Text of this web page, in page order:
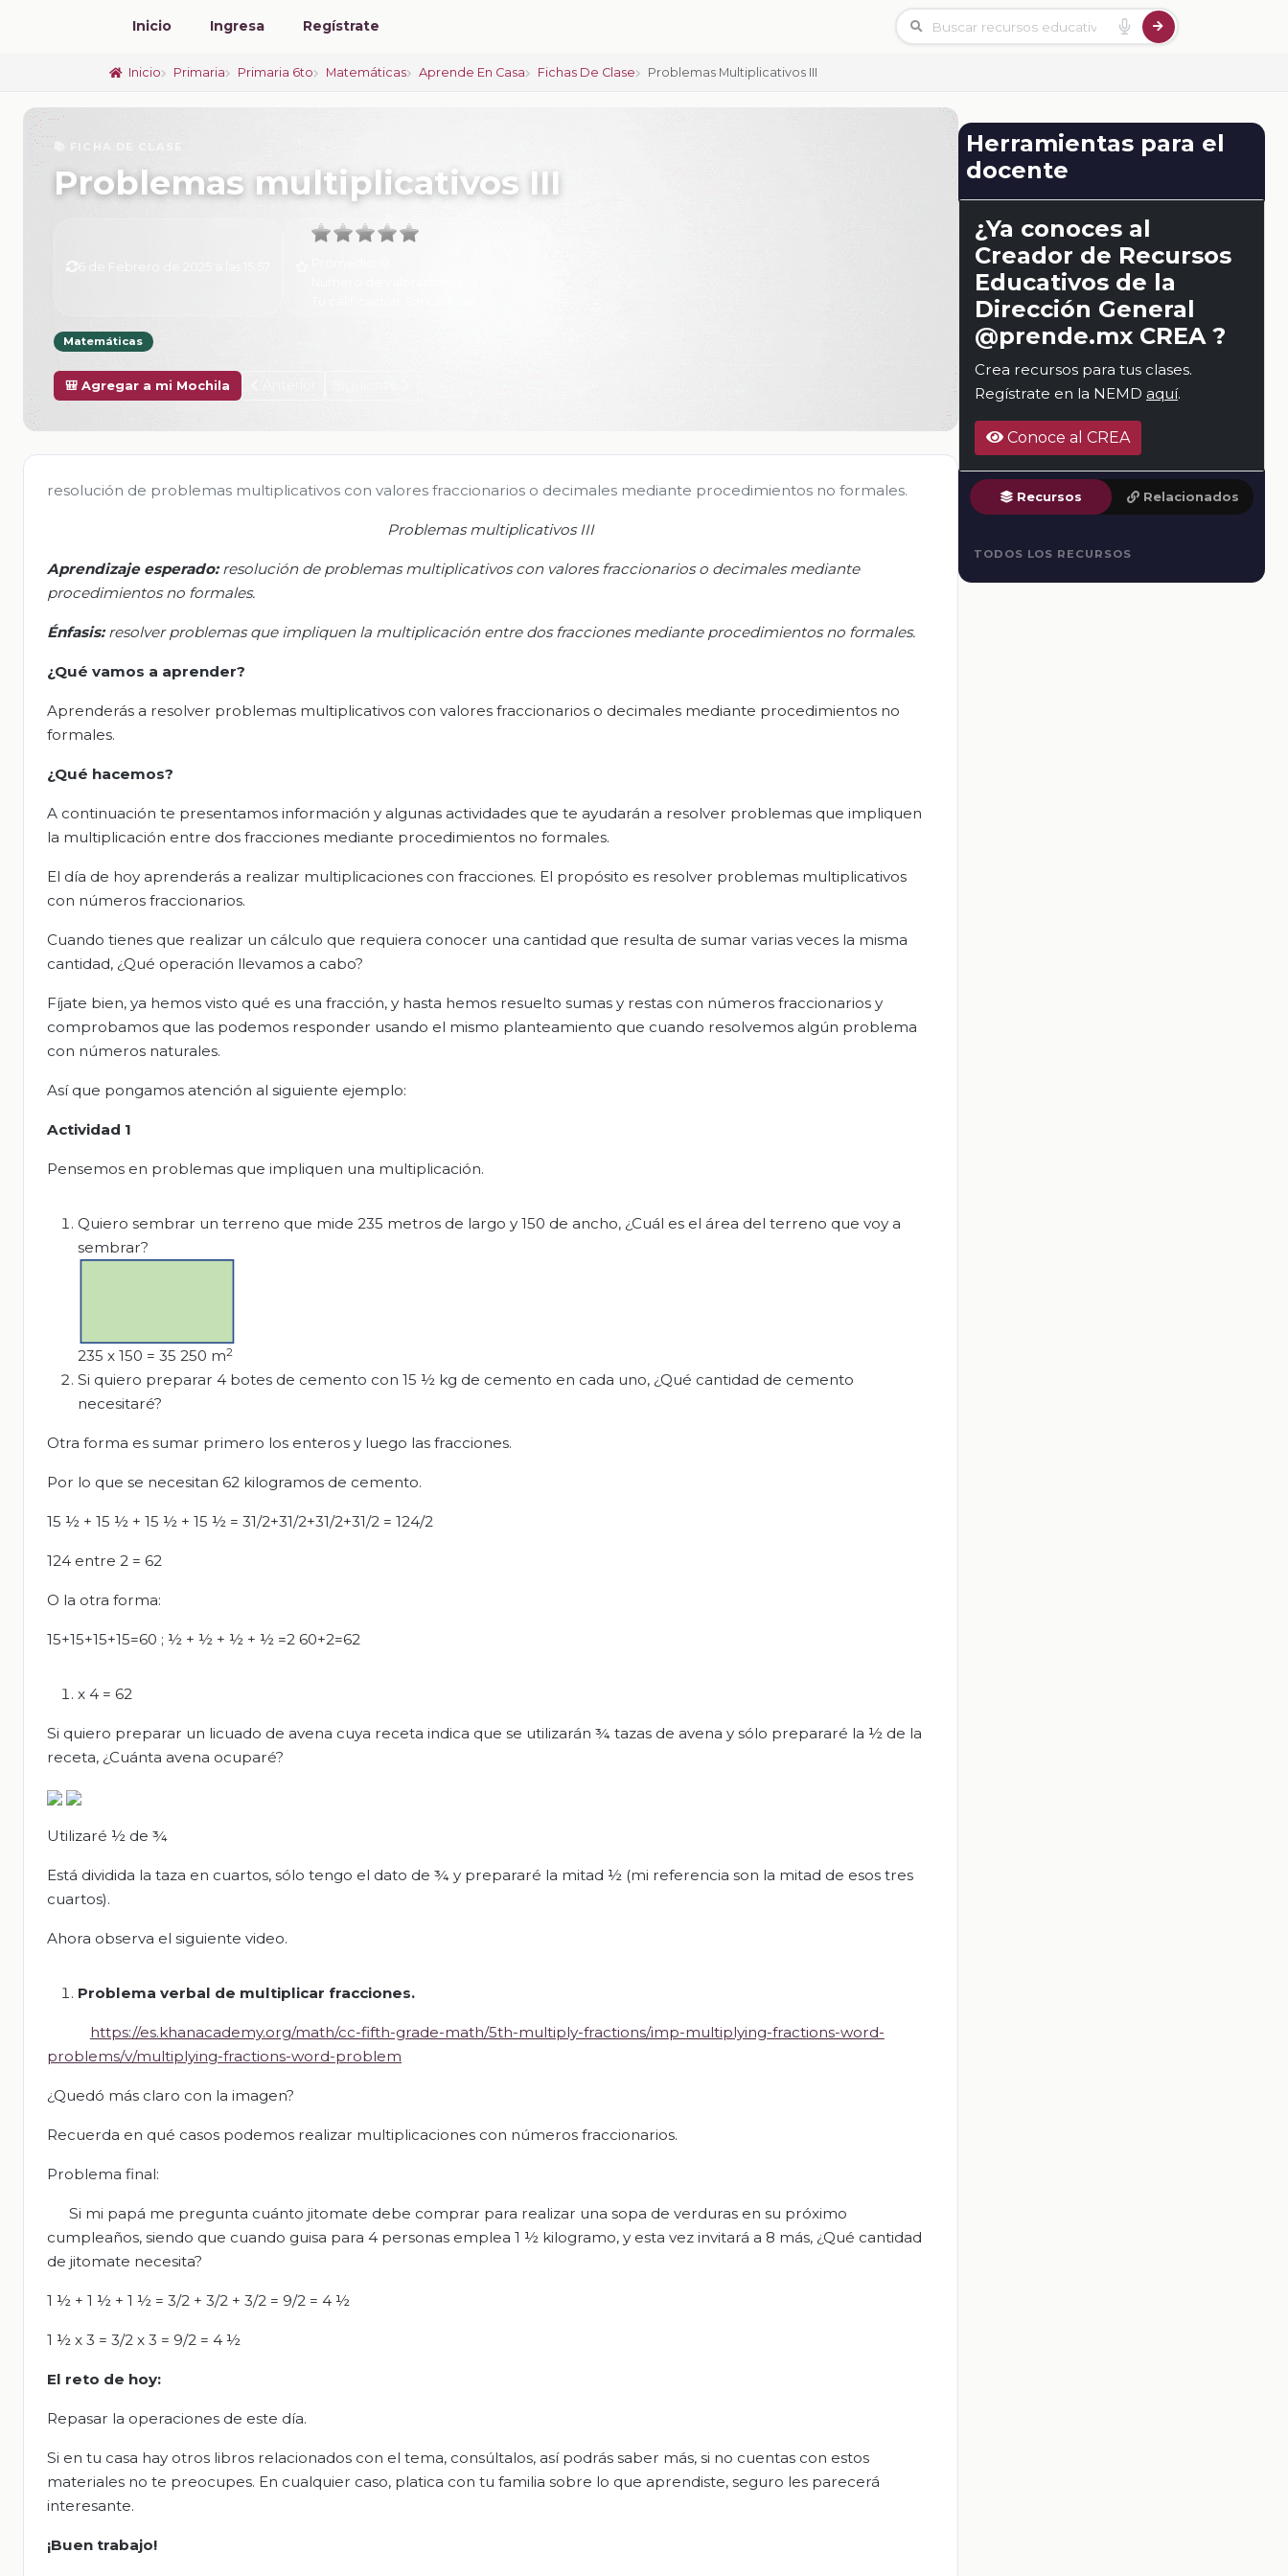
Inicio Ingresa Regístrate
Inicio Primaria Primaria 6to Matemáticas Aprende En Casa Fichas De Clase Problemas Multiplicativos III
📚 FICHA DE CLASE
Problemas multiplicativos III
Matemáticas
🎒 Agregar a mi Mochila
resolución de problemas multiplicativos con valores fraccionarios o decimales mediante procedimientos no formales.
Problemas multiplicativos III
Aprendizaje esperado: resolución de problemas multiplicativos con valores fraccionarios o decimales mediante
procedimientos no formales.
Énfasis: resolver problemas que impliquen la multiplicación entre dos fracciones mediante procedimientos no formales.
¿Qué vamos a aprender?
Aprenderás a resolver problemas multiplicativos con valores fraccionarios o decimales mediante procedimientos no
formales.
¿Qué hacemos?
A continuación te presentamos información y algunas actividades que te ayudarán a resolver problemas que impliquen
la multiplicación entre dos fracciones mediante procedimientos no formales.
El día de hoy aprenderás a realizar multiplicaciones con fracciones. El propósito es resolver problemas multiplicativos
con números fraccionarios.
Cuando tienes que realizar un cálculo que requiera conocer una cantidad que resulta de sumar varias veces la misma
cantidad, ¿Qué operación llevamos a cabo?
Fíjate bien, ya hemos visto qué es una fracción, y hasta hemos resuelto sumas y restas con números fraccionarios y
comprobamos que las podemos responder usando el mismo planteamiento que cuando resolvemos algún problema
con números naturales.
Así que pongamos atención al siguiente ejemplo:
Actividad 1
Pensemos en problemas que impliquen una multiplicación.
Quiero sembrar un terreno que mide 235 metros de largo y 150 de ancho, ¿Cuál es el área del terreno que voy a
sembrar?
235 x 150 = 35 250 m2
Si quiero preparar 4 botes de cemento con 15 ½ kg de cemento en cada uno, ¿Qué cantidad de cemento
necesitaré?
Otra forma es sumar primero los enteros y luego las fracciones.
Por lo que se necesitan 62 kilogramos de cemento.
15 ½ + 15 ½ + 15 ½ + 15 ½ = 31/2+31/2+31/2+31/2 = 124/2
124 entre 2 = 62
O la otra forma:
15+15+15+15=60 ; ½ + ½ + ½ + ½ =2 60+2=62
x 4 = 62
Si quiero preparar un licuado de avena cuya receta indica que se utilizarán ¾ tazas de avena y sólo prepararé la ½ de la
receta, ¿Cuánta avena ocuparé?
Utilizaré ½ de ¾
Está dividida la taza en cuartos, sólo tengo el dato de ¾ y prepararé la mitad ½ (mi referencia son la mitad de esos tres
cuartos).
Ahora observa el siguiente video.
Problema verbal de multiplicar fracciones.
https://es.khanacademy.org/math/cc-fifth-grade-math/5th-multiply-fractions/imp-multiplying-fractions-word-
problems/v/multiplying-fractions-word-problem
¿Quedó más claro con la imagen?
Recuerda en qué casos podemos realizar multiplicaciones con números fraccionarios.
Problema final:
Si mi papá me pregunta cuánto jitomate debe comprar para realizar una sopa de verduras en su próximo
cumpleaños, siendo que cuando guisa para 4 personas emplea 1 ½ kilogramo, y esta vez invitará a 8 más, ¿Qué cantidad
de jitomate necesita?
1 ½ + 1 ½ + 1 ½ = 3/2 + 3/2 + 3/2 = 9/2 = 4 ½
1 ½ x 3 = 3/2 x 3 = 9/2 = 4 ½
El reto de hoy:
Repasar la operaciones de este día.
Si en tu casa hay otros libros relacionados con el tema, consúltalos, así podrás saber más, si no cuentas con estos
materiales no te preocupes. En cualquier caso, platica con tu familia sobre lo que aprendiste, seguro les parecerá
interesante.
¡Buen trabajo!
Herramientas para el
docente
¿Ya conoces al
Creador de Recursos
Educativos de la
Dirección General
@prende.mx CREA ?
Crea recursos para tus clases.
Regístrate en la NEMD aquí.
Conoce al CREA
Recursos Relacionados
TODOS LOS RECURSOS